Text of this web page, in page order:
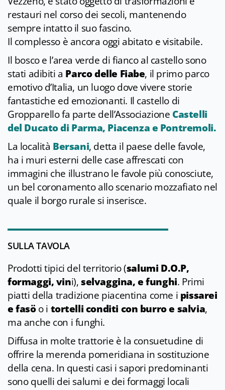
restauri nel corso dei secoli, mantenendo
sempre intatto il suo fascino.
Il complesso è ancora oggi abitato e visitabile.
Il bosco e l’area verde di fianco al castello sono
stati adibiti a Parco delle Fiabe, il primo parco
emotivo d’Italia, un luogo dove vivere storie
fantastiche ed emozionanti. Il castello di
Gropparello fa parte dell’Associazione Castelli
del Ducato di Parma, Piacenza e Pontremoli.
La località Bersani, detta il paese delle favole,
ha i muri esterni delle case affrescati con
immagini che illustrano le favole più conosciute,
un bel coronamento allo scenario mozzafiato nel
quale il borgo rurale si inserisce.
SULLA TAVOLA
Prodotti tipici del territorio (salumi D.O.P,
formaggi, vini),selvaggina, e funghi. Primi
piatti della tradizione piacentina come i pissarei
e fasöo i tortelli conditi con burro e salvia,
ma anche con i funghi.
Diffusa in molte trattorie è la consuetudine di
offrire la merenda pomeridiana in sostituzione
della cena. In questi casi i sapori predominanti
sono quelli dei salumi e dei formaggi locali